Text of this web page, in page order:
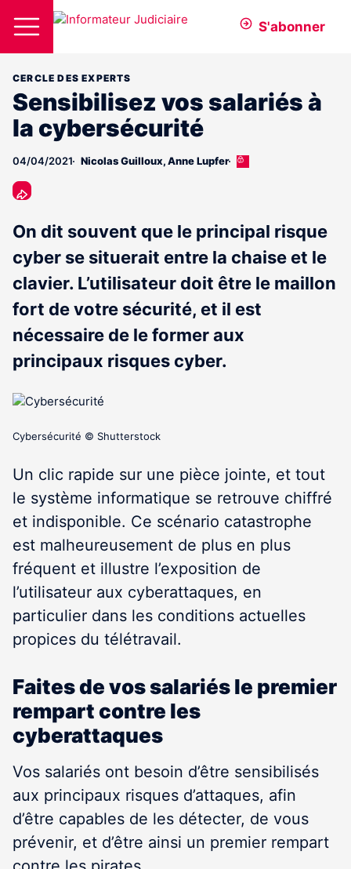
S'abonner
CERCLE DES EXPERTS
Sensibilisez vos salariés à
la cybersécurité
04/04/2021 Nicolas Guilloux,Anne Lupfer
Cet
aux
abonnés
On dit souvent que le principal risque
cyber se situerait entre la chaise et le
clavier. L’utilisateur doit être le maillon
fort de votre sécurité, et il est
nécessaire de le former aux
principaux risques cyber.
Cybersécurité © Shutterstock
Un clic rapide sur une pièce jointe, et tout
le système informatique se retrouve chiffré
et indisponible. Ce scénario catastrophe
est malheureusement de plus en plus
fréquent et illustre l’exposition de
l’utilisateur aux cyberattaques, en
particulier dans les conditions actuelles
propices du télétravail.
Faites de vos salariés le premier
rempart contre les
cyberattaques
Vos salariés ont besoin d’être sensibilisés
aux principaux risques d’attaques, afin
d’être capables de les détecter, de vous
prévenir, et d’être ainsi un premier rempart